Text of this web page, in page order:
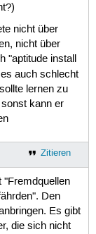
nicht über
nicht über
"aptitude install
auch schlecht
lernen zu
kann er
Zitieren
"Fremdquellen
Den
Es gibt
die sich nicht